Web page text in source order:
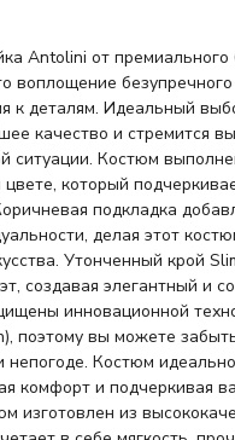
Antolini от премиального
воплощение безупречного
к деталям. Идеальный
качество и стремится
ситуации. Костюм
который
подкладка
делая этот
Утонченный крой
создавая элегантный и
инновационной
поэтому вы можете
непогоде. Костюм
комфорт и подчеркивая
изготовлен из